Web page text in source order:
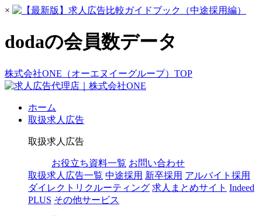
×
dodaの会員数データ
株式会社ONE（オーエヌイーグループ）TOP
ホーム
取扱求人広告
取扱求人広告
お役立ち資料一覧 お問い合わせ
取扱求人広告一覧 中途採用 新卒採用 アルバイト採用
ダイレクトリクルーティング 求人まとめサイト Indeed
PLUS その他サービス